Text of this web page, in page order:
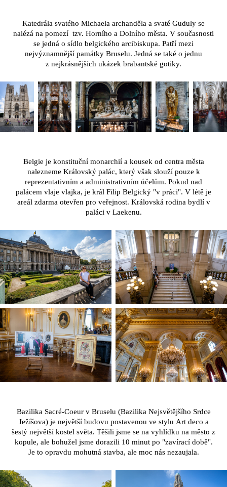
Katedrála svatého Michaela archanděla a svaté Guduly se
nalézá na pomezí tzv. Horního a Dolního města. V současnosti
se jedná o sídlo belgického arcibiskupa. Patří mezi
nejvýznamnější památky Bruselu. Jedná se také o jednu
z nejkrásnějších ukázek brabantské gotiky.
Belgie je konstituční monarchií a kousek od centra města
nalezneme Královský palác, který však slouží pouze k
reprezentativním a administrativním účelům. Pokud nad
palácem vlaje vlajka, je král Filip Belgický "v práci". V létě je
areál zdarma otevřen pro veřejnost. Královská rodina bydlí v
paláci v Laekenu.
Bazilika Sacré-Coeur v Bruselu (Bazilika Nejsvětějšího Srdce
Ježíšova) je největší budovu postavenou ve stylu Art deco a
šestý největší kostel světa. Těšili jsme se na vyhlídku na město z
kopule, ale bohužel jsme dorazili 10 minut po "zavírací době".
Je to opravdu mohutná stavba, ale moc nás nezaujala.